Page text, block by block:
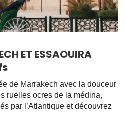
ET ESSAOUIRA
de Marrakech avec la douceur
ruelles ocres de la médina,
par l’Atlantique et découvrez